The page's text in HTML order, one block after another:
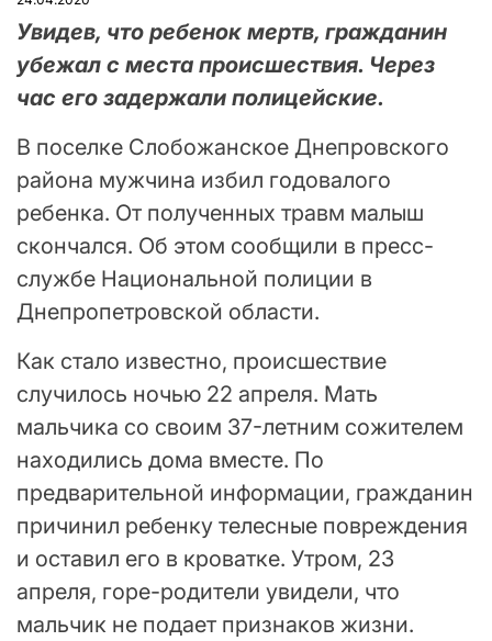
Увидев, что ребенок мертв, гражданин
убежал с места происшествия. Через
час его задержали полицейские.
В поселке Слобожанское Днепровского
района мужчина избил годовалого
ребенка. От полученных травм малыш
скончался. Об этом сообщили в пресс-
службе Национальной полиции в
Днепропетровской области.
Как стало известно, происшествие
случилось ночью 22 апреля. Мать
мальчика со своим 37-летним сожителем
находились дома вместе. По
предварительной информации, гражданин
причинил ребенку телесные повреждения
и оставил его в кроватке. Утром, 23
апреля, горе-родители увидели, что
мальчик не подает признаков жизни.